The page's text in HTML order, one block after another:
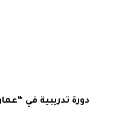
دورة تدريبية في